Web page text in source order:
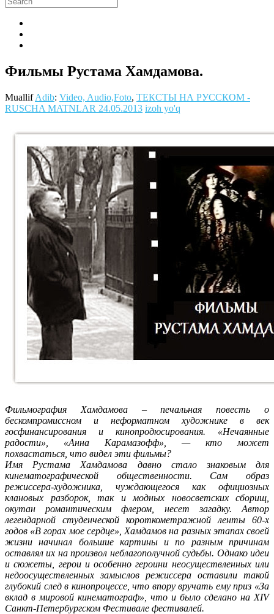
Фильмы Рустама Хамдамова.
MuallifAdib: Video, Audio,Foto, ТЕКСТЫ НА РУССКОМ -
RUSCHA MATNLAR 24.05.2013 izoh yo'q
Фильмография Хамдамова – печальная повесть о
бескомпромиссном и неформатном художнике в век
госфинансирования и кинопродюсирования. «Нечаянные
радости», «Аннa Карамазофф», — кто может
похвастаться, что видел эти фильмы?
Имя Рустама Хамдамова давно стало знаковым для
кинематографической общественности. Сам образ
режиссера-художника, чуждающегося как официозных
клановых разборок, так и модных новосветских сборищ,
окутан романтическим флером, несет загадку. Автор
легендарной студенческой короткометражной ленты 60-х
годов «В горах мое сердце», Хамдамов на разных этапах своей
жизни начинал большие картины и по разным причинам
оставлял их на произвол неблагополучной судьбы. Однако идеи
и сюжеты, герои и особенно героини неосуществленных или
недоосуществленных замыслов режиссера оставили такой
глубокий след в кинопроцессе, что впору вручать ему приз «За
вклад в мировой кинематограф», что и было сделано на XIV
Санкт-Петербургском Фестивале фестивалей.